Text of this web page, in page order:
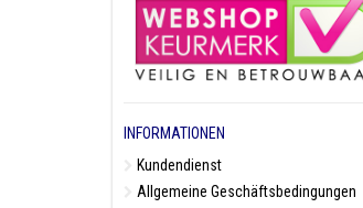
INFORMATIONEN
Kundendienst
Allgemeine Geschäftsbedingungen